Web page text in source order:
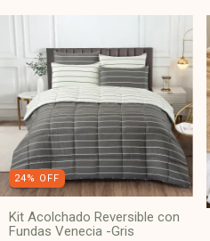
24% OFF
Kit Acolchado Reversible con
Fundas Venecia -Gris